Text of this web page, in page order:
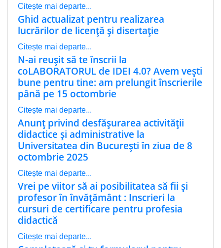
Citește mai departe...
Ghid actualizat pentru realizarea
lucrărilor de licență și disertație
Citește mai departe...
N-ai reușit să te înscrii la
coLABORATORUL de IDEI 4.0? Avem vești
bune pentru tine: am prelungit înscrierile
până pe 15 octombrie
Citește mai departe...
Anunț privind desfășurarea activității
didactice și administrative la
Universitatea din București în ziua de 8
octombrie 2025
Citește mai departe...
Vrei pe viitor să ai posibilitatea să fii și
profesor în învățământ : Inscrieri la
cursuri de certificare pentru profesia
didactică
Citește mai departe...